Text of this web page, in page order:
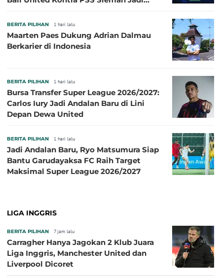
BERITA PILIHAN 1 hari lalu
Maarten Paes Dukung Adrian Dalmau
Berkarier di Indonesia
BERITA PILIHAN 1 hari lalu
Bursa Transfer Super League 2026/2027:
Carlos Iury Jadi Andalan Baru di Lini
Depan Dewa United
BERITA PILIHAN 1 hari lalu
Jadi Andalan Baru, Ryo Matsumura Siap
Bantu Garudayaksa FC Raih Target
Maksimal Super League 2026/2027
LIGA INGGRIS
BERITA PILIHAN 7 jam lalu
Carragher Hanya Jagokan 2 Klub Juara
Liga Inggris, Manchester United dan
Liverpool Dicoret